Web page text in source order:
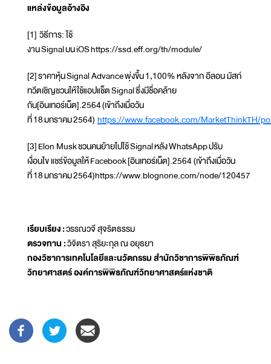
แหล่งข้อมูลอ้างอิง
[1] วิธีการ: ใช้
งาน Signal บน iOS https://ssd.eff.org/th/module/
[2] ราคาหุ้น Signal Advance พุ่งขึ้น 1,100% หลังจาก อีลอน มัสก์
ทวีตเชิญชวนให้ใช้แอปแช็ต Signal ซึ่งมีชื่อคล้าย
กัน[อินเทอร์เน็ต].2564 (เข้าถึงเมื่อวัน
ที่ 18 มกราคม 2564) https://www.facebook.com/MarketThinkTH/
[3] Elon Musk ชวนคนย้ายไปใช้ Signal หลัง WhatsApp ปรับ
เงื่อนไข แชร์ข้อมูลให้ Facebook [อินเทอร์เน็ต].2564 (เข้าถึงเมื่อวัน
ที่ 18 มกราคม 2564)https://www.blognone.com/node/120457
เรียบเรียง :วรรณวจี สุจริตธรรม
ตรวจทาน :วิจิตรา สุริยะกุล ณ อยุธยา
กองวิชาการเทคโนโลยีและนวัตกรรม สำนักวิชาการพิพิธภัณฑ์
วิทยาศาสตร์ องค์การพิพิธภัณฑ์วิทยาศาสตร์แห่งชาติ